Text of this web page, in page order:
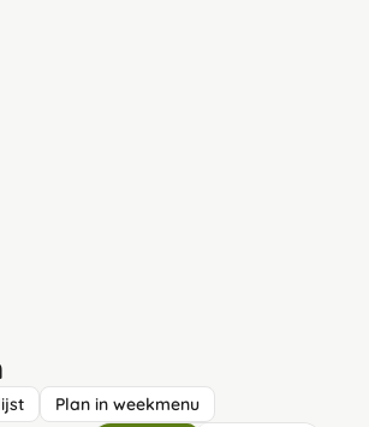
Plan in weekmenu